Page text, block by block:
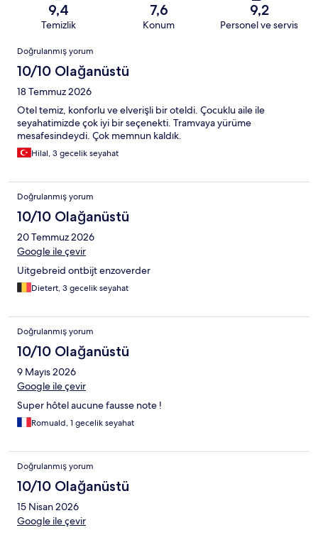
9,4
Temizlik
7,6
Konum
9,2
Personel ve servis
Yorumlar
Doğrulanmış yorum
10/10 Olağanüstü
18 Temmuz 2026
Otel temiz, konforlu ve elverişli bir oteldi. Çocuklu aile ile
seyahatimizde çok iyi bir seçenekti. Tramvaya yürüme
mesafesindeydi. Çok memnun kaldık.
Hilal, 3 gecelik seyahat
Doğrulanmış yorum
10/10 Olağanüstü
20 Temmuz 2026
Google ile çevir
Uitgebreid ontbijt enzoverder
Dietert, 3 gecelik seyahat
Doğrulanmış yorum
10/10 Olağanüstü
9 Mayıs 2026
Google ile çevir
Super hôtel aucune fausse note !
Romuald, 1 gecelik seyahat
Doğrulanmış yorum
10/10 Olağanüstü
15 Nisan 2026
Google ile çevir